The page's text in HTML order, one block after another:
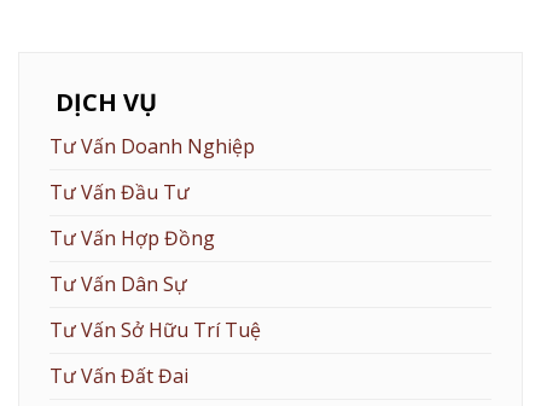
DỊCH VỤ
Tư Vấn Doanh Nghiệp
Tư Vấn Đầu Tư
Tư Vấn Hợp Đồng
Tư Vấn Dân Sự
Tư Vấn Sở Hữu Trí Tuệ
Tư Vấn Đất Đai